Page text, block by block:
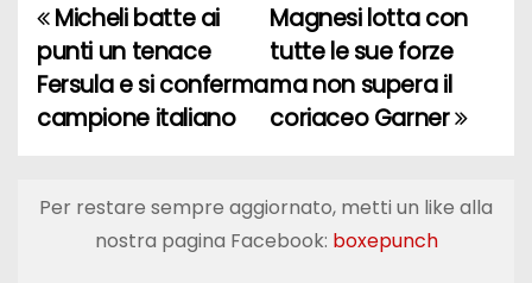
N
a
v
g
Magnesi lotta con
tutte le sue forze
ma non supera il
coriaceo Garner
Micheli batte ai
punti un tenace
Fersula e si conferma
campione italiano
Per restare sempre aggiornato, metti un like alla
nostra pagina Facebook: boxepunch